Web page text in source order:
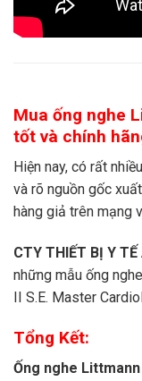
Mua ống nghe
tốt và chính
Hiện nay, có rất
và rõ nguồn gốc
hàng giả trên mạng
CTY THIẾT BỊ Y TẾ
những mẫu ống
II S.E. Master
Tổng Kết:
Ống nghe